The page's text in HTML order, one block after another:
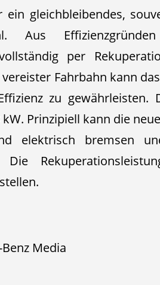
gleichbleibendes,
Aus
per
Fahrbahn kann
zu gewährleisten.
Prinzipiell kann die
elektrisch bremsen
Die
Media